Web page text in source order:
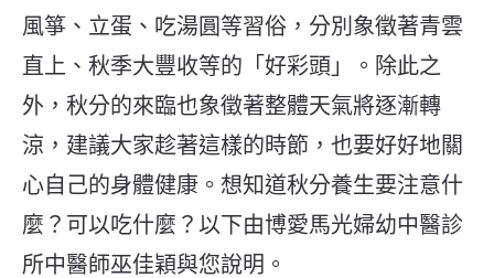
風箏、立蛋、吃湯圓等習俗，分別象徵著青雲
直上、秋季大豐收等的「好彩頭」。除此之
外，秋分的來臨也象徵著整體天氣將逐漸轉
涼，建議大家趁著這樣的時節，也要好好地關
心自己的身體健康。想知道秋分養生要注意什
麼？可以吃什麼？以下由博愛馬光婦幼中醫診
所中醫師巫佳穎與您說明。